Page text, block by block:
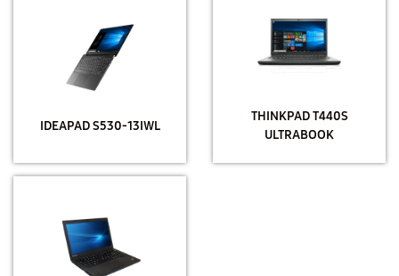
IDEAPAD S530-13IWL
THINKPAD T440S
ULTRABOOK